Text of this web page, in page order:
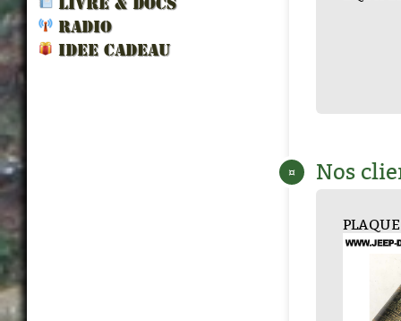
LIVRE & DOCS
RADIO
IDEE CADEAU
¤ Nos
SUPPORT BURETT...